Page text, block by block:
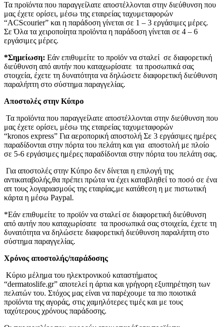
Τα προϊόντα που παραγγείλατε αποστέλλονται στην διεύθυνση που
μας έχετε ορίσει, μέσω της εταιρείας ταχυμεταφορών
“ACScourier” και η παράδοση γίνεται σε 1 – 3 εργάσιμες μέρες.
Σε Όλα τα χειροποίητα προϊόντα η παράδοση γίνεται σε 4 – 6
εργάσιμες μέρες.
*Σημείωση: Εάν επιθυμείτε το προϊόν να σταλεί σε διαφορετική
διεύθυνση από αυτήν που καταχωρίσατε τα προσωπικά σας
στοιχεία, έχετε τη δυνατότητα να δηλώσετε διαφορετική διεύθυνση
παραλήπτη στο σύστημα παραγγελίας.
Αποστολές στην Κύπρο
Τα προϊόντα που παραγγείλατε αποστέλλονται στην διεύθυνση που
μας έχετε ορίσει, μέσω της εταιρείας ταχυμεταφορών
“kronos express” Για αεροπορική αποστολή Σε 3 εργάσιμες ημέρες
παραδίδονται στην πόρτα του πελάτη και για αποστολή με πλοίο
σε 5-6 εργάσιμες ημέρες παραδίδονται στην πόρτα του πελάτη σας.
Για αποστολές στην Κύπρο δεν δίνεται η επιλογή της
αντικαταβολής,θα πρέπει πρώτα να έχει καταβληθεί το ποσό σε ένα
απ τους λογαριασμούς της εταιρίας,με κατάθεση η με πιστωτική
κάρτα η μέσω Paypal.
*Εάν επιθυμείτε το προϊόν να σταλεί σε διαφορετική διεύθυνση
από αυτήν που καταχωρίσατε τα προσωπικά σας στοιχεία, έχετε τη
δυνατότητα να δηλώσετε διαφορετική διεύθυνση παραλήπτη στο
σύστημα παραγγελίας.
Χρόνος αποστολής/παράδοσης
Κύριο μέλημα του ηλεκτρονικού καταστήματος
“dermatoslife.gr” αποτελεί η άρτια και γρήγορη εξυπηρέτηση των
πελατών του. Στόχος μας είναι να παρέχουμε τα πιο ποιοτικά
προϊόντα της αγοράς, στις χαμηλότερες τιμές και με τους
ταχύτερους χρόνους παράδοσης.